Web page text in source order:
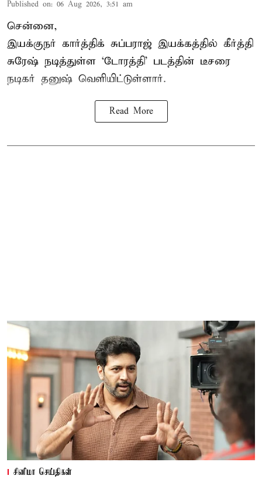
Published on: 06 Aug 2026, 3:51 am
சென்னை,
இயக்குநர் கார்த்திக் சுப்பராஜ் இயக்கத்தில் கீர்த்தி
சுரேஷ் நடித்துள்ள `டோரத்தி' படத்தின் டீசரை
நடிகர் தனுஷ் வெளியிட்டுள்ளார்.
Read More
சினிமா செய்திகள்